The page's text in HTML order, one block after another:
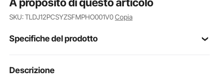
SKU: TLDJ12PCSYZSFMPHO001V0Copia
Specifiche del prodotto
Numero modello
articolo
Descrizione